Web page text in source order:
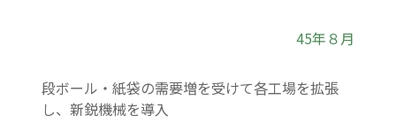
45年８月
段ボール・紙袋の需要増を受けて各工場を拡張
し、新鋭機械を導入